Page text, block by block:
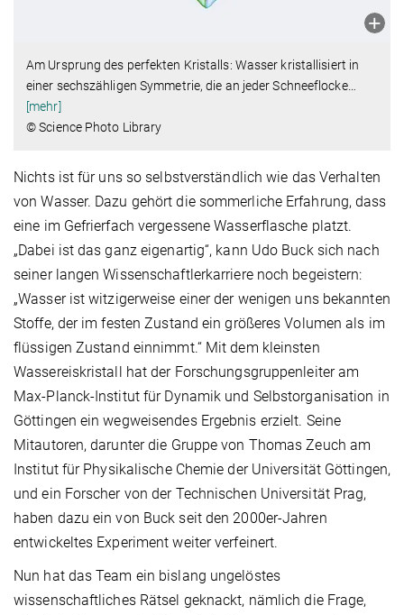
Am Ursprung des perfekten Kristalls: Wasser kristallisiert in
einer sechszähligen Symmetrie, die an jeder Schneeflocke…
[mehr]
© Science Photo Library
Nichts ist für uns so selbstverständlich wie das Verhalten
von Wasser. Dazu gehört die sommerliche Erfahrung, dass
eine im Gefrierfach vergessene Wasserflasche platzt.
„Dabei ist das ganz eigenartig“, kann Udo Buck sich nach
seiner langen Wissenschaftlerkarriere noch begeistern:
„Wasser ist witzigerweise einer der wenigen uns bekannten
Stoffe, der im festen Zustand ein größeres Volumen als im
flüssigen Zustand einnimmt.“ Mit dem kleinsten
Wassereiskristall hat der Forschungsgruppenleiter am
Max-Planck-Institut für Dynamik und Selbstorganisation in
Göttingen ein wegweisendes Ergebnis erzielt. Seine
Mitautoren, darunter die Gruppe von Thomas Zeuch am
Institut für Physikalische Chemie der Universität Göttingen,
und ein Forscher von der Technischen Universität Prag,
haben dazu ein von Buck seit den 2000er-Jahren
entwickeltes Experiment weiter verfeinert.
Nun hat das Team ein bislang ungelöstes
wissenschaftliches Rätsel geknackt, nämlich die Frage,